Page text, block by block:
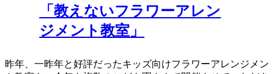
「教えないフラワーアレン
ジメント教室」
昨年、一昨年と好評だったキッズ向けフラワーアレンジメン